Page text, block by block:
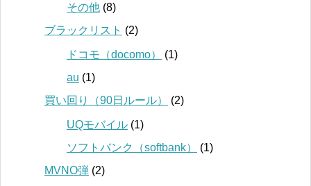
その他 (8)
ブラックリスト (2)
ドコモ（docomo）
(1)
au (1)
買い回り（90日ルール）
(2)
UQモバイル (1)
ソフトバンク（softbank）
(1)
MVNO弾 (2)